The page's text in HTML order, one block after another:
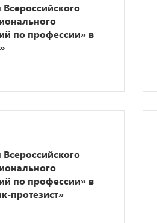
по профессии» в
по профессии» в
протезист»